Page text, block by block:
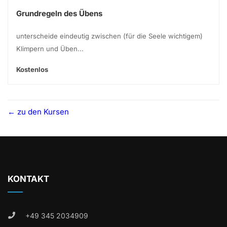
Grundregeln des Übens
unterscheide eindeutig zwischen (für die Seele wichtigem)
Klimpern und Üben...
Kostenlos
zu den Kursen
KONTAKT
+49 345 2034909